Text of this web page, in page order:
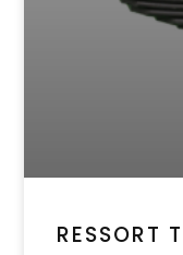
RESSORT